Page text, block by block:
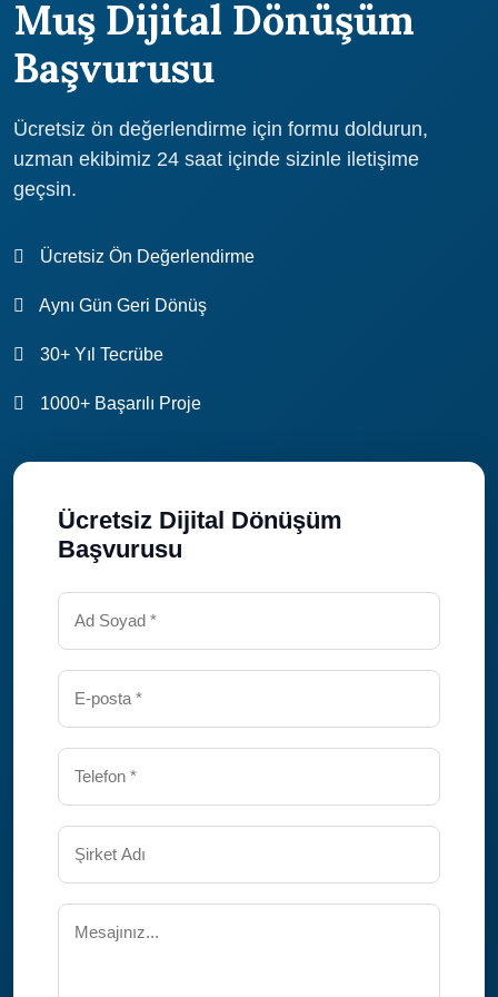
Muş Dijital Dönüşüm
Başvurusu
Ücretsiz ön değerlendirme için formu doldurun,
uzman ekibimiz 24 saat içinde sizinle iletişime
geçsin.
Ücretsiz Ön Değerlendirme
Aynı Gün Geri Dönüş
30+ Yıl Tecrübe
1000+ Başarılı Proje
Ücretsiz Dijital Dönüşüm
Başvurusu